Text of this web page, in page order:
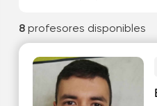
8 profesores disponibles